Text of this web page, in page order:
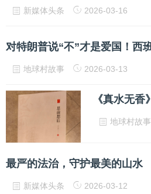
新媒体头条 2026-03-16
地球村故事 2026-03-13
地球村故事
最严的法治，守护最美的山水
新媒体头条 2026-03-12